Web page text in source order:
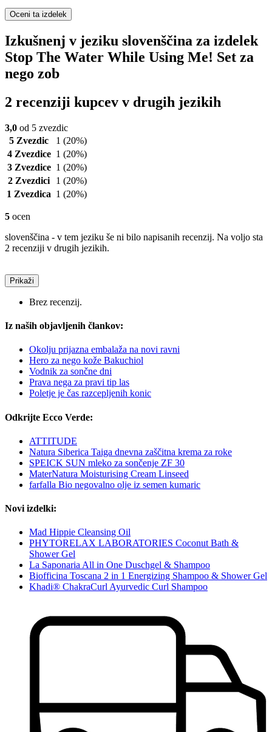
Oceni ta izdelek
Izkušnenj v jeziku slovenščina za izdelek
Stop The Water While Using Me! Set za
nego zob
2 recenziji kupcev v drugih jezikih
3,0 od 5 zvezdic
5 Zvezdic
1 (20%)
4 Zvezdice 1 (20%)
3 Zvezdice 1 (20%)
2 Zvezdici
1 (20%)
1 Zvezdica 1 (20%)
5 ocen
slovenščina - v tem jeziku še ni bilo napisanih recenzij. Na voljo sta
2 recenziji v drugih jezikih.
Prikaži
Brez recenzij.
Iz naših objavljenih člankov:
Okolju prijazna embalaža na novi ravni
Hero za nego kože Bakuchiol
Vodnik za sončne dni
Prava nega za pravi tip las
Poletje je čas razcepljenih konic
Odkrijte Ecco Verde:
ATTITUDE
Natura Siberica Taiga dnevna zaščitna krema za roke
SPEICK SUN mleko za sončenje ZF 30
MaterNatura Moisturising Cream Linseed
farfalla Bio negovalno olje iz semen kumaric
Novi izdelki:
Mad Hippie Cleansing Oil
PHYTORELAX LABORATORIES Coconut Bath &
Shower Gel
La Saponaria All in One Duschgel & Shampoo
Biofficina Toscana 2 in 1 Energizing Shampoo & Shower Gel
Khadi® ChakraCurl Ayurvedic Curl Shampoo